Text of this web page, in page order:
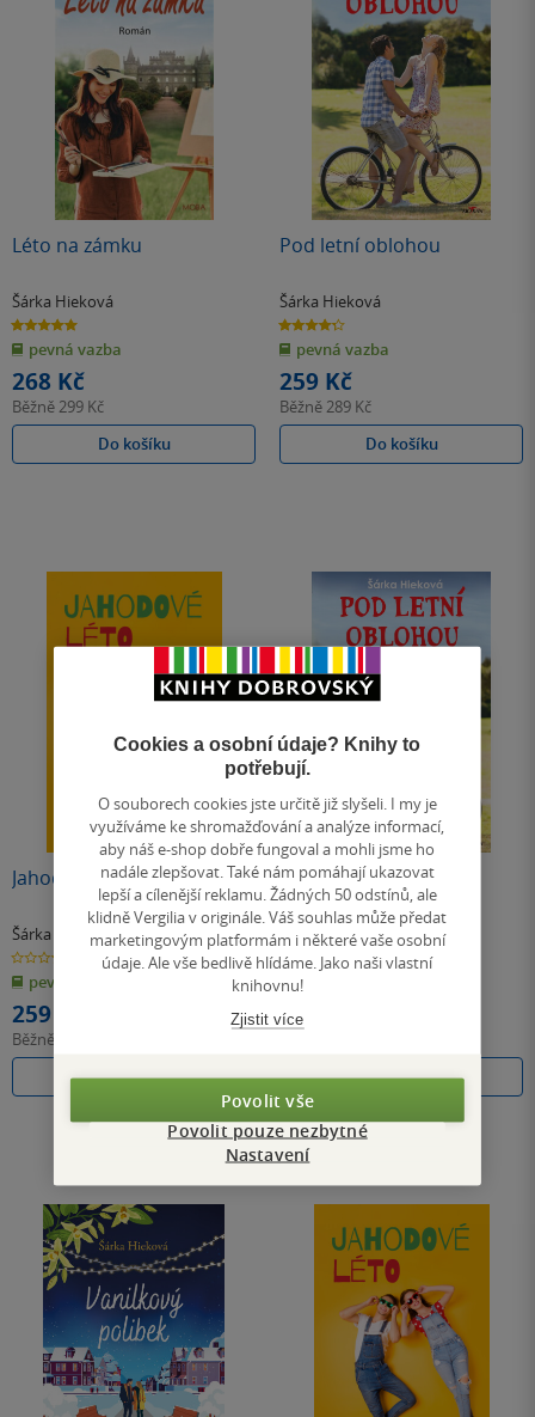
Léto na zámku
Šárka Hieková
5.0
z
5
hvězdiček
pevná vazba
268 Kč
Běžně299 Kč
Do košíku
Pod letní oblohou
Šárka Hieková
4.3
z
5
hvězdiček
pevná vazba
259 Kč
Běžně289 Kč
Do košíku
Jahodové léto
Šárka Hieková
0.0
z
5
hvězdiček
pevná vazba
259 Kč
Běžně
Do košíku
Pod letní oblohou
Šárka Hieková
4.3
z
5
hvězdiček
E-kniha
199 Kč
Koupit
Cookies a osobní údaje? Knihy to
potřebují.
O souborech cookies jste určitě již slyšeli. I my je
využíváme ke shromažďování a analýze informací,
aby náš e-shop dobře fungoval a mohli jsme ho
nadále zlepšovat. Také nám pomáhají ukazovat
lepší a cílenější reklamu. Žádných 50 odstínů, ale
klidně Vergilia v originále. Váš souhlas může předat
marketingovým platformám i některé vaše osobní
údaje. Ale vše bedlivě hlídáme. Jako naši vlastní
knihovnu!
Zjistit více
Povolit vše
Povolit pouze nezbytné
Nastavení